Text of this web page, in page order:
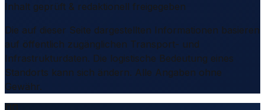
Inhalt geprüft & redaktionell freigegeben
Die auf dieser Seite dargestellten Informationen basieren
auf öffentlich zugänglichen Transport- und
Infrastrukturdaten. Die logistische Bedeutung eines
Standorts kann sich ändern. Alle Angaben ohne
Gewähr.